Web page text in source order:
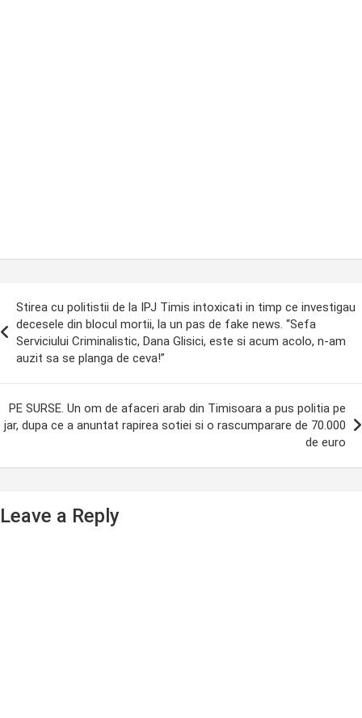
Stirea cu politistii de la IPJ Timis intoxicati in timp ce investigau
decesele din blocul mortii, la un pas de fake news. “Sefa
Serviciului Criminalistic, Dana Glisici, este si acum acolo, n-am
auzit sa se planga de ceva!”
PE SURSE. Un om de afaceri arab din Timisoara a pus politia pe
jar, dupa ce a anuntat rapirea sotiei si o rascumparare de 70.000
de euro
Leave a Reply